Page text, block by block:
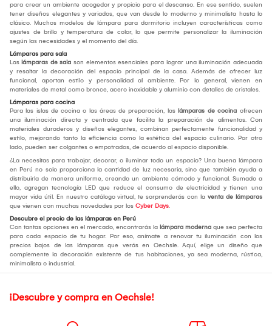
para crear un ambiente acogedor y propicio para el descanso. En ese sentido, suelen
tener diseños elegantes y variados, que van desde lo moderno y minimalista hasta lo
clásico. Muchos modelos de lámpara para dormitorio incluyen características como
ajustes de brillo y temperatura de color, lo que permite personalizar la iluminación
según las necesidades y el momento del día.
Lámparas para sala
Las lámparas de sala son elementos esenciales para lograr una iluminación adecuada
y resaltar la decoración del espacio principal de la casa. Además de ofrecer luz
funcional, aportan estilo y personalidad al ambiente. Por lo general, vienen en
materiales de metal como bronce, acero inoxidable y aluminio con detalles de cristales.
Lámparas para cocina
Para las islas de cocina o las áreas de preparación, las lámparas de cocina ofrecen
una iluminación directa y centrada que facilita la preparación de alimentos. Con
materiales duraderos y diseños elegantes, combinan perfectamente funcionalidad y
estilo, mejorando tanto la eficiencia como la estética del espacio culinario. Por otro
lado, pueden ser colgantes o empotrados, de acuerdo al espacio disponible.
¿La necesitas para trabajar, decorar, o iluminar todo un espacio? Una buena lámpara
en Perú no solo proporciona la cantidad de luz necesaria, sino que también ayuda a
distribuirla de manera uniforme, creando un ambiente cómodo y funcional. Sumado a
ello, agregan tecnología LED que reduce el consumo de electricidad y tienen una
mayor vida útil. En nuestro catálogo virtual, te sorprenderás con la venta de lámparas
que vienen con muchas novedades por los Cyber Days.
Descubre el precio de las lámparas en Perú
Con tantas opciones en el mercado, encontrarás la lámpara moderna que sea perfecta
para cada espacio de tu hogar. Por eso, anímate a renovar tu iluminación con los
precios bajos de las lámparas que verás en Oechsle. Aquí, elige un diseño que
complemente la decoración existente de tus habitaciones, ya sea moderna, rústica,
minimalista o industrial.
¡Descubre y compra en Oechsle!